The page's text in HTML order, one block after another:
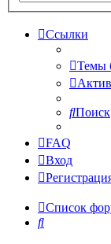
Ссылки
Темы
Поиск
FAQ
Вход
Список
Поиск